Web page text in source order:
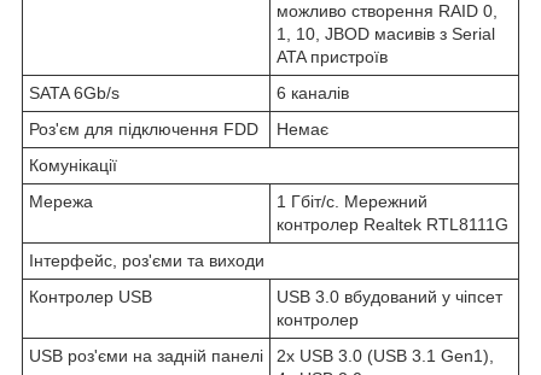
можливо створення RAID 0,
1, 10, JBOD масивів з Serial
ATA пристроїв
SATA 6Gb/s
6 каналів
Роз'єм для підключення FDD
Немає
Комунікації
Мережа
1 Гбіт/с. Мережний
контролер Realtek RTL8111G
Інтерфейс, роз'єми та виходи
Контролер USB
USB 3.0 вбудований у чіпсет
контролер
USB роз'єми на задній панелі
2x USB 3.0 (USB 3.1 Gen1),